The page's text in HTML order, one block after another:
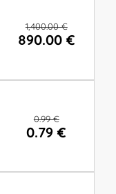
1,400.00 €
890.00 €
0.99 €
0.79 €